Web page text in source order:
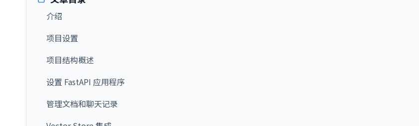
介绍
项目设置
项目结构概述
设置 FastAPI 应用程序
管理文档和聊天记录